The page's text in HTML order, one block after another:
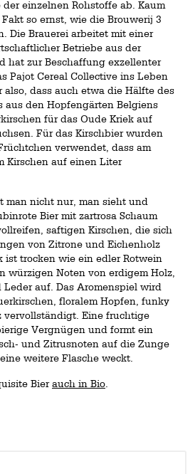
einzelnen Rohstoffe ab. Kaum
so ernst, wie die Brouwerij 3
Die Brauerei arbeitet mit einer
Betriebe aus der
hat zur Beschaffung exzellenter
Pajot Cereal Collective ins Leben
dass auch etwa die Hälfte des
aus den Hopfengärten Belgiens
für das Oude Kriek auf
Für das Kirschbier wurden
verwendet, dass am
Kirschen auf einen Liter
man nicht nur, man sieht und
Bier mit zartrosa Schaum
saftigen Kirschen, die sich
von Zitrone und Eichenholz
ist trocken wie ein edler Rotwein
würzigen Noten von erdigem Holz,
auf. Das Aromenspiel wird
floralem Hopfen, funky
vervollständigt. Eine fruchtige
Vergnügen und formt ein
und Zitrusnoten auf die Zunge
weitere Flasche weckt.
Bierauch in Bio